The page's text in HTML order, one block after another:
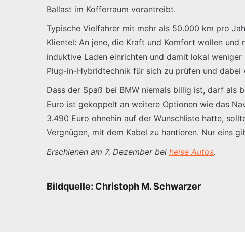
Ballast im Kofferraum vorantreibt.
Typische Vielfahrer mit mehr als 50.000 km pro
Klientel: An jene, die Kraft und Komfort wollen
induktive Laden einrichten und damit lokal
Plug-in-Hybridtechnik für sich zu prüfen und dabei
Dass der Spaß bei BMW niemals billig ist, darf
Euro ist gekoppelt an weitere Optionen wie das
3.490 Euro ohnehin auf der Wunschliste hatte,
Vergnügen, mit dem Kabel zu hantieren. Nur eins
Erschienen am 7. Dezember bei heise Autos.
Bildquelle: Christoph M. Schwarzer